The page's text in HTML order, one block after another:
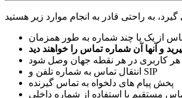
از یک یا چند شماره به طور همزمان
هر کاربری در هر نقطه جهان وصل شود
انتقال تماس به شماره تلفن و SIP
پخش پیام های دلخواه به تماس گیرنده
مستقیم با استفاده از شماره داخلی